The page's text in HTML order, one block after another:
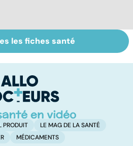
Intestin irritable :
le régime
solution ?
les fiches santé
PRODUIT
LE MAG DE LA SANTÉ
MÉDICAMENTS